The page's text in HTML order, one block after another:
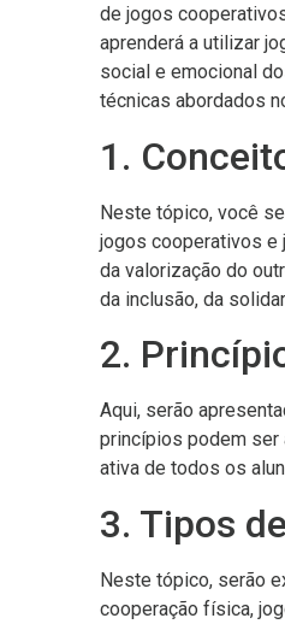
de jogos
aprenderá a utilizar
social e emocional
técnicas abordados
1.
Neste tópico, você
jogos cooperativos e
da valorização do
da inclusão, da
2.
Aqui, serão
princípios podem ser
ativa de todos os
3. Tipos
Neste tópico, serão
cooperação física,